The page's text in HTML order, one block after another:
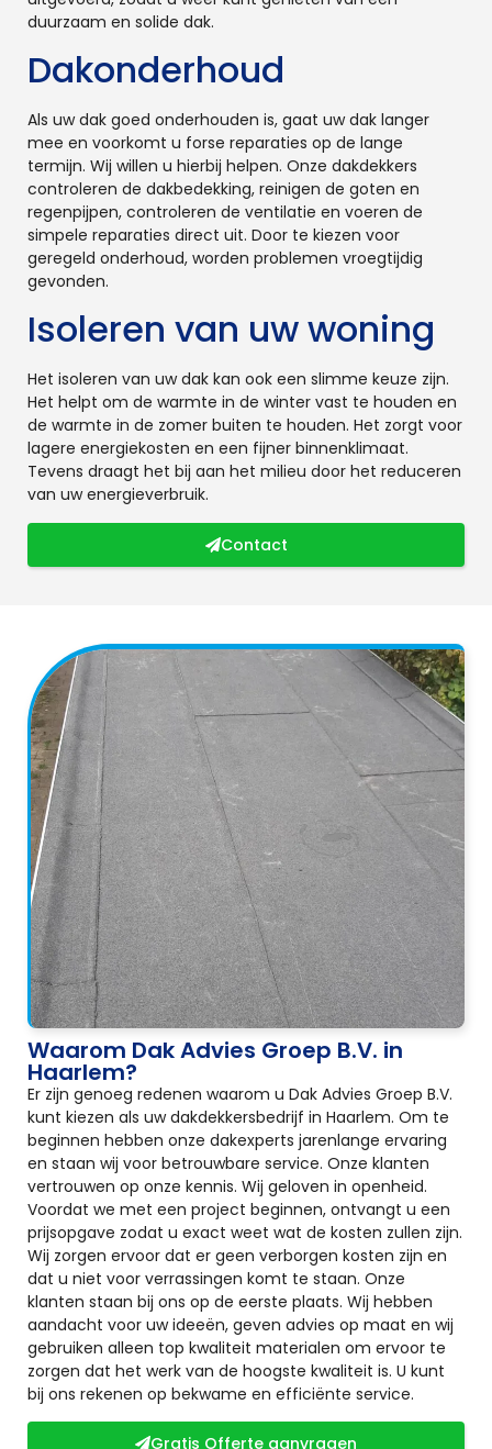
duurzaam en solide dak.
Dakonderhoud
Als uw dak goed onderhouden is, gaat uw dak langer
mee en voorkomt u forse reparaties op de lange
termijn. Wij willen u hierbij helpen. Onze dakdekkers
controleren de dakbedekking, reinigen de goten en
regenpijpen, controleren de ventilatie en voeren de
simpele reparaties direct uit. Door te kiezen voor
geregeld onderhoud, worden problemen vroegtijdig
gevonden.
Isoleren van uw woning
Het isoleren van uw dak kan ook een slimme keuze zijn.
Het helpt om de warmte in de winter vast te houden en
de warmte in de zomer buiten te houden. Het zorgt voor
lagere energiekosten en een fijner binnenklimaat.
Tevens draagt het bij aan het milieu door het reduceren
van uw energieverbruik.
Contact
Waarom Dak Advies Groep B.V. in
Haarlem?
Er zijn genoeg redenen waarom u Dak Advies Groep B.V.
kunt kiezen als uw dakdekkersbedrijf in Haarlem. Om te
beginnen hebben onze dakexperts jarenlange ervaring
en staan wij voor betrouwbare service. Onze klanten
vertrouwen op onze kennis. Wij geloven in openheid.
Voordat we met een project beginnen, ontvangt u een
prijsopgave zodat u exact weet wat de kosten zullen zijn.
Wij zorgen ervoor dat er geen verborgen kosten zijn en
dat u niet voor verrassingen komt te staan. Onze
klanten staan bij ons op de eerste plaats. Wij hebben
aandacht voor uw ideeën, geven advies op maat en wij
gebruiken alleen top kwaliteit materialen om ervoor te
zorgen dat het werk van de hoogste kwaliteit is. U kunt
bij ons rekenen op bekwame en efficiënte service.
Gratis Offerte aanvragen